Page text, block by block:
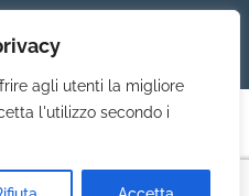
agli utenti la migliore
l'utilizzo secondo i
2023.Privacy Policy